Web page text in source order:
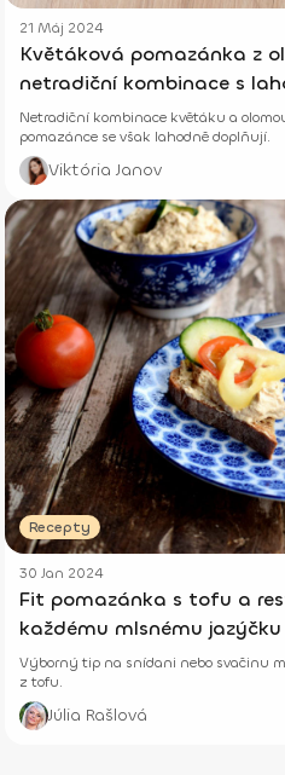
21 Máj 2024
Květáková pomazánka z
netradiční kombinace s
Netradiční kombinace květáku a
pomazánce se však lahodně doplňují.
Viktória Janov
Recepty
30 Jan 2024
Fit pomazánka s tofu a
každému mlsnému jazýčku
Výborný tip na snídani nebo svačinu
z tofu.
Júlia Rašlová